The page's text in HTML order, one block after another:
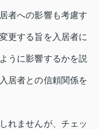
者への影響も考慮す
更する旨を入居者に
うに影響するかを説
居者との信頼関係を
れませんが、チェッ